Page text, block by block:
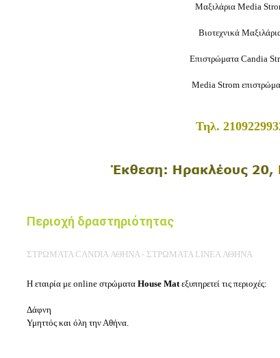
Μαξιλάρια Media
Βιοτεχνικά
Επιστρώματα Candia
Media Strom
Τηλ.
Περιοχή δραστηριότητας
ΣΤΡΩΜΑΤΑ CANDIA ΑΘΗΝΑ - ΣΤΡΩΜΑΤΑ LINEA ΑΘΗΝΑ
Η εταιρία με online στρώματα House Mat εξυπηρετεί τις περιοχές:
Δάφνη
Υμηττός και όλη την Αθήνα.